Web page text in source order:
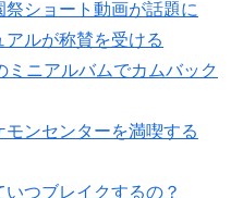
ショート動画が話題に
ルが称賛を受ける
ミニアルバムでカムバック
ンセンターを満喫する
つブレイクするの？